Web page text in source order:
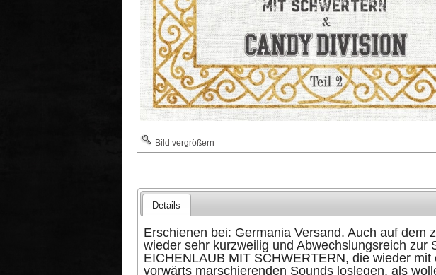
Bild vergrößern
Details
Erschienen bei: Germania Versand. Auch auf dem
wieder sehr kurzweilig und Abwechslungsreich zur
EICHENLAUB MIT SCHWERTERN, die wieder
vorwärts marschierenden Sounds loslegen, als